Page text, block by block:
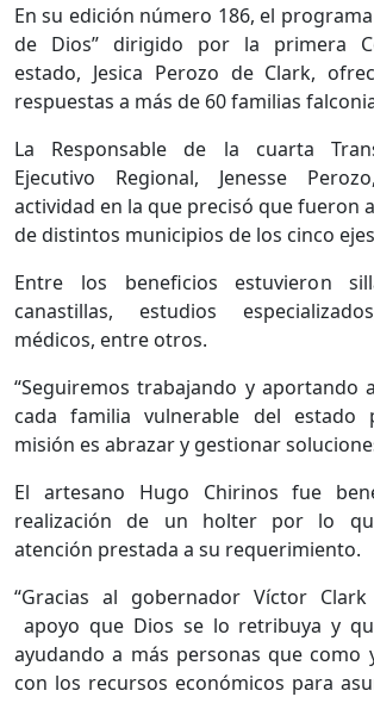
En su edición número 186, el
de Dios” dirigido por la primera
estado, Jesica Perozo de Clark,
respuestas a más de 60 familias
La Responsable de la cuarta
Ejecutivo Regional, Jenesse
actividad en la que precisó que fueron
de distintos municipios de los cinco
Entre los beneficios estuvieron
canastillas, estudios
médicos, entre otros.
“Seguiremos trabajando y aportando
cada familia vulnerable del estado
misión es abrazar y gestionar
El artesano Hugo Chirinos fue
realización de un holter por lo
atención prestada a su requerimiento.
“Gracias al gobernador Víctor
apoyo que Dios se lo retribuya y
ayudando a más personas que como
con los recursos económicos para